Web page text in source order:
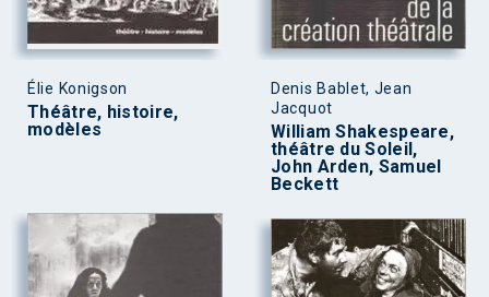
Élie Konigson
Théâtre, histoire,
modèles
Denis Bablet, Jean
Jacquot
William Shakespeare,
théâtre du Soleil,
John Arden, Samuel
Beckett